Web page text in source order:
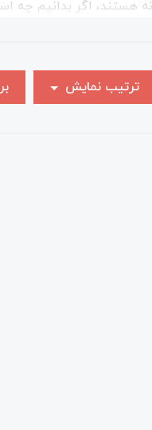
هستند، اگر بدانیم چه
خانه دارند که به ازای
بازار ارائه می‌کند.
لوازم خانگی
ترتیب نمایش